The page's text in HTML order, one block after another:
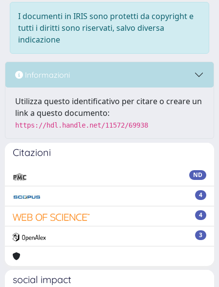
I documenti in IRIS sono protetti da copyright e
tutti i diritti sono riservati, salvo diversa
indicazione
Informazioni
Utilizza questo identificativo per citare o creare un
link a questo documento:
https://hdl.handle.net/11572/69938
Citazioni
ND
4
4
3
social impact